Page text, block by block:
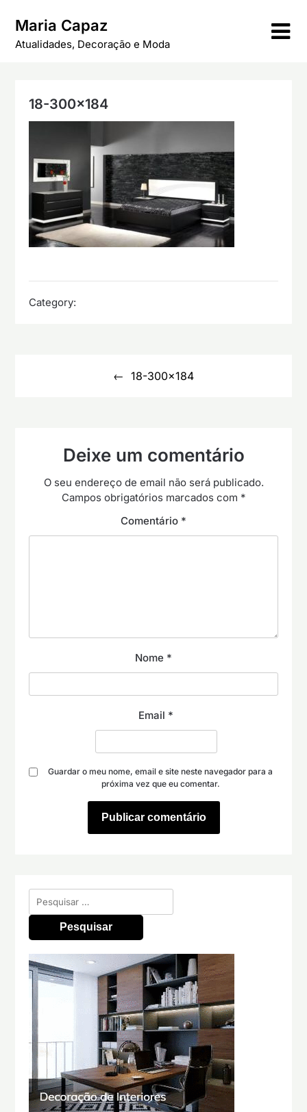
content
Maria Capaz
Atualidades, Decoração e Moda
18-300×184
Category:
18-300×184
Deixe um comentário
O seu endereço de email não será publicado.
Campos obrigatórios marcados com *
Comentário *
Nome *
Email *
Guardar o meu nome, email e site neste navegador para a
próxima vez que eu comentar.
Pesquisar
por: